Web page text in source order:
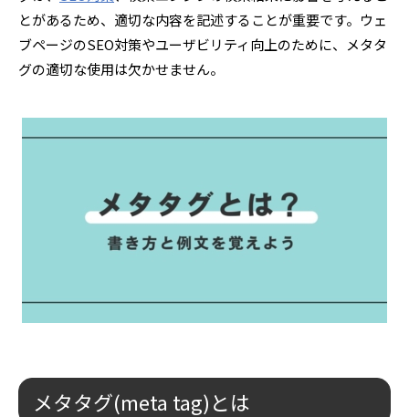
とがあるため、適切な内容を記述することが重要です。ウェ
ブページのSEO対策やユーザビリティ向上のために、メタタ
グの適切な使用は欠かせません。
メタタグ(meta tag)とは